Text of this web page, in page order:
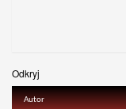
Odkryj
Autor